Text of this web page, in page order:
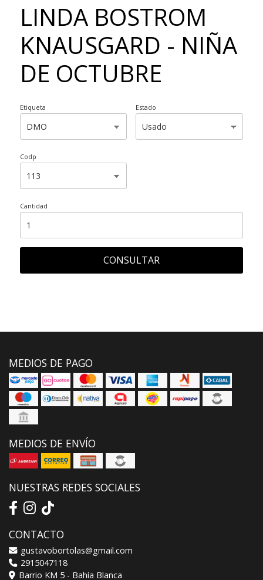
LINDA BOSTROM
KNAUSGARD - NIÑA
DE OCTUBRE
Etiqueta Estado
Codp
Cantidad
CONSULTAR
MEDIOS DE PAGO
MEDIOS DE ENVÍO
NUESTRAS REDES SOCIALES
CONTACTO
gustavobortolas@gmail.com
2915047118
Barrio KM 5 - Bahía Blanca